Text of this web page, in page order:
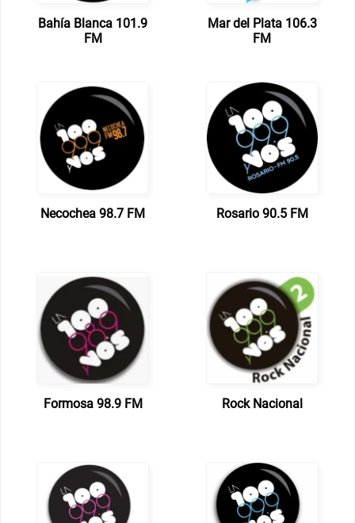
Bahía Blanca 101.9
FM
Mar del Plata 106.3
FM
Necochea 98.7 FM Rosario 90.5 FM
Formosa 98.9 FM Rock Nacional